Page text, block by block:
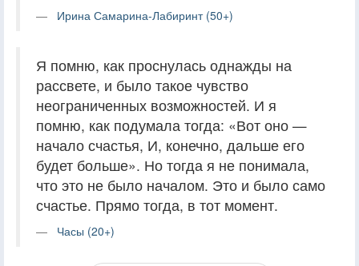
Ирина Самарина-Лабиринт (50+)
Я помню, как проснулась однажды на
рассвете, и было такое чувство
неограниченных возможностей. И я
помню, как подумала тогда: «Вот оно —
начало счастья, И, конечно, дальше его
будет больше». Но тогда я не понимала,
что это не было началом. Это и было само
счастье. Прямо тогда, в тот момент.
Часы (20+)